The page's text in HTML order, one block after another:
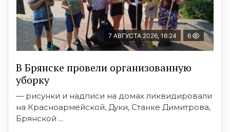
7 АВГУСТА 2026, 16:24 6
В Брянске провели организованную
уборку
— рисунки и надписи на домах ликвидировали
на Красноармейской, Дуки, Станке Димитрова,
Брянской ...